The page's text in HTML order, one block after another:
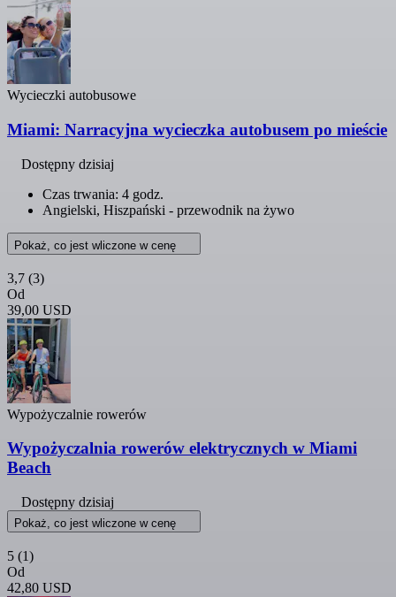
Wycieczki autobusowe
Miami: Narracyjna wycieczka autobusem po mieście
Dostępny dzisiaj
Czas trwania: 4 godz.
Angielski, Hiszpański - przewodnik na żywo
Pokaż, co jest wliczone w cenę
3,7 (3)
Od
39,00 USD
Wypożyczalnie rowerów
Wypożyczalnia rowerów elektrycznych w Miami
Beach
Dostępny dzisiaj
Pokaż, co jest wliczone w cenę
5 (1)
Od
42,80 USD